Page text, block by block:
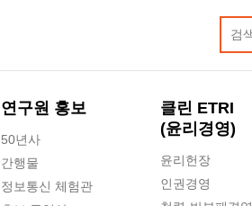
연구원 홍보
50년사
간행물
정보통신 체험관
클린 ETRI
(윤리경영)
윤리헌장
인권경영